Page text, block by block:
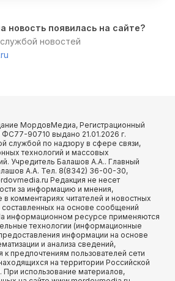
новость появилась на сайте?
новостей
МордовМедиа, Регистрационный
90710 выдано 21.01.2026 г.
службой по надзору в сфере связи,
технологий и массовых
Учредитель Балашов А.А.. Главный
А.А. Тел. 8(8342) 36-00-30,
Редакция не несет
за информацию и мнения,
в комментариях читателей и новостных
составленных на основе сообщений
информационном ресурсе применяются
технологии (информационные
информации на основе
и анализа сведений,
к предпочтениям пользователей сети
на территории Российской
использование материалов,